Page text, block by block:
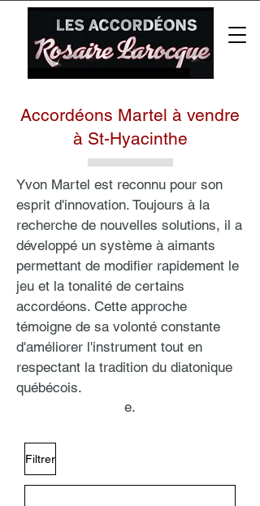
Accordéons Martel à vendre
à St-Hyacinthe
Yvon Martel est reconnu pour son
esprit d'innovation. Toujours à la
recherche de nouvelles solutions, il a
développé un système à aimants
permettant de modifier rapidement le
jeu et la tonalité de certains
accordéons. Cette approche
témoigne de sa volonté constante
d'améliorer l'instrument tout en
respectant la tradition du diatonique
québécois.
e.
Filtrer